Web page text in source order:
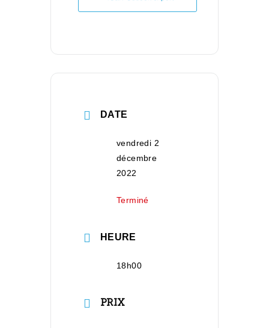
DATE
vendredi 2
décembre
2022
Terminé
HEURE
18h00
PRIX